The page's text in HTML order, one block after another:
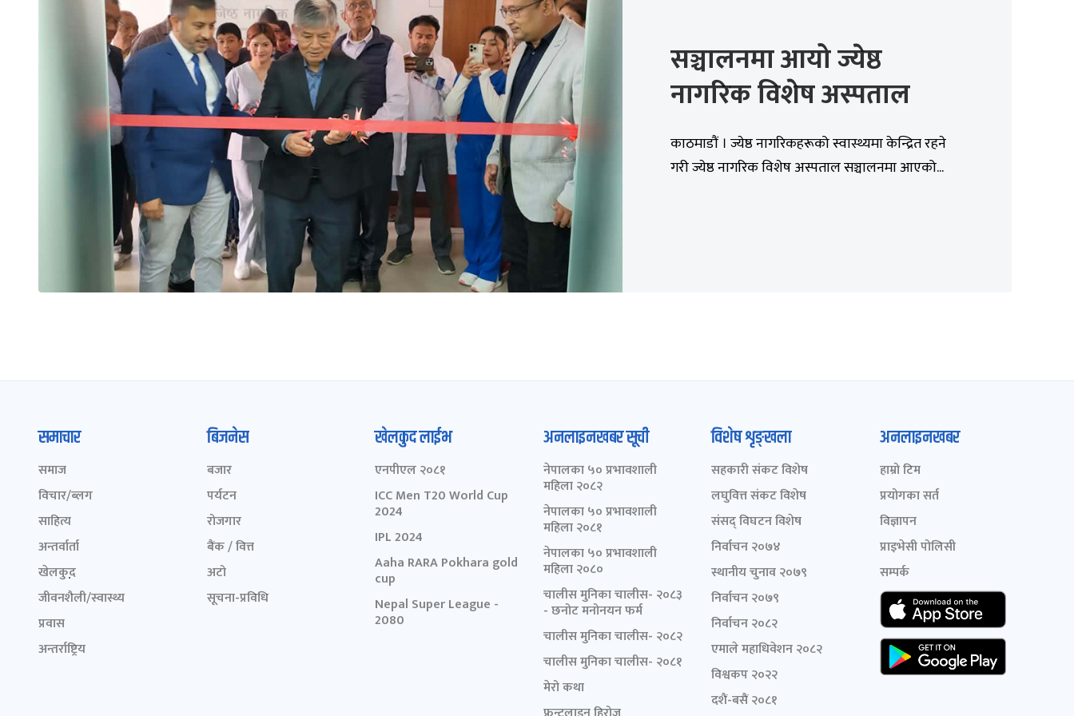
सञ्चालनमा आयो ज्येष्ठ
नागरिक विशेष अस्पताल
काठमाडौं । ज्येष्ठ नागरिकहरूको स्वास्थ्यमा केन्द्रित रहने
गरी ज्येष्ठ नागरिक विशेष अस्पताल सञ्चालनमा आएको...
समाचार
समाज
विचार/ब्लग
साहित्य
अन्तर्वार्ता
खेलकुद़़
जीवनशैली/स्वास्थ्य
प्रवास
अन्तर्राष्ट्रिय
बिजनेस
बजार
पर्यटन
रोजगार
बैंक / वित्त
अटो
सूचना-प्रविधि
खेलकुद लाईभ
एनपीएल २०८१
ICC Men T20 World Cup
2024
IPL 2024
Aaha RARA Pokhara gold
cup
Nepal Super League -
2080
अनलाइनखबर सूची
नेपालका ५० प्रभावशाली
महिला २०८२
नेपालका ५० प्रभावशाली
महिला २०८१
नेपालका ५० प्रभावशाली
महिला २०८०
चालीस मुनिका चालीस- २०८३
- छनोट मनोनयन फर्म
चालीस मुनिका चालीस- २०८२
चालीस मुनिका चालीस- २०८१
मेरो कथा
विशेष शृङ्खला
सहकारी संकट विशेष
लघुवित्त संकट विशेष
संसद् विघटन विशेष
निर्वाचन २०७४
स्थानीय चुनाव २०७९
निर्वाचन २०७९
निर्वाचन २०८२
एमाले महाधिवेशन २०८२
विश्वकप २०२२
दशैं-बसैं २०८१
अनलाइनखबर
हाम्रो टिम
प्रयोगका सर्त
विज्ञापन
प्राइभेसी पोलिसी
सम्पर्क